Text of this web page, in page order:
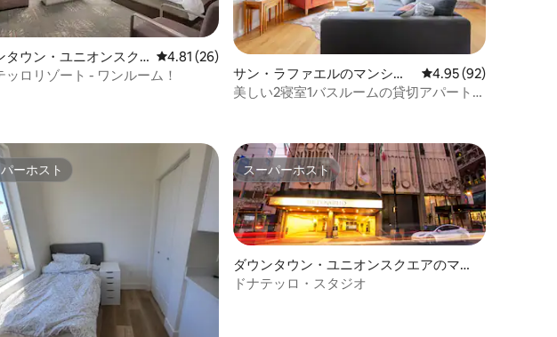
中4.92つ星の平均評価
タウン・ユニオンスク
マンション・アパート
レビュー26件、5つ星中4.81つ星の平均評価
4.81 (26)
ッロリゾート - ワンルーム！
サン・ラファエルのマンショ
ン・アパート
レビュー92件、5つ星
4.95 (92)
美しい2寝室1バスルームの貸切アパート、
ーホスト
ーホスト スーパーホスト
スーパーホスト
ダウンタウン・ユニオンスクエアのマン
ション・アパート
ドナテッロ・スタジオ